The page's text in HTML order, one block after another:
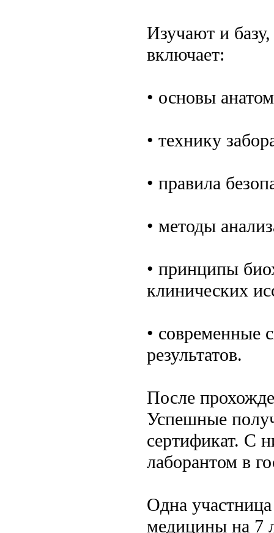
Изучают и
включает:
• основы
• технику
• правила
• методы
• принципы
клинических
• современные
результатов.
После
Успешные
сертификат. С
лаборантом в
Одна
медицины на 7